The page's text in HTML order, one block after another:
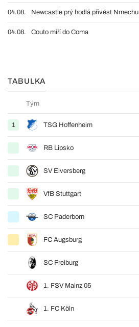
04.08. Newcastle prý hodlá přivést Nmechu
04.08. Couto míří do Coma
TABULKA
Tým
1 TSG Hoffenheim
RB Lipsko
SV Elversberg
VfB Stuttgart
SC Paderborn
FC Augsburg
SC Freiburg
1. FSV Mainz 05
1. FC Köln